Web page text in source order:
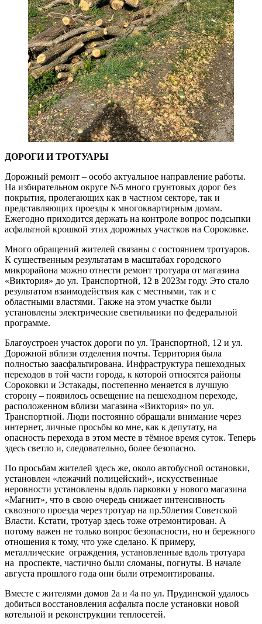
ДОРОГИ И ТРОТУАРЫ
Дорожный ремонт – особо актуальное направление работы.
На избирательном округе №5 много грунтовых дорог без
покрытия, пролегающих как в частном секторе, так и
представляющих проезды к многоквартирным домам.
Ежегодно приходится держать на контроле вопрос подсыпки
асфальтной крошкой этих дорожных участков на Сороковке.
Много обращений жителей связаны с состоянием тротуаров.
К существенным результатам в масштабах городского
микрорайона можно отнести ремонт тротуара от магазина
«Виктория» до ул. Транспортной, 12 в 2023­м году. Это стало
результатом взаимодействия как с местными, так и с
областными властями. Также на этом участке были
установлены электрические светильники по федеральной
программе.
Благоустроен участок дороги по ул. Транспортной, 12 и ул.
Дорожной вблизи отделения почты. Территория была
полностью заасфальтирована. Инфраструктура пешеходных
переходов в той части города, к которой относятся районы
Сороковки и Эстакады, постепенно меняется в лучшую
сторону – появилось освещение на пешеходном переходе,
расположенном вблизи магазина «Виктория» по ул.
Транспортной. Люди постоянно обращали внимание через
интернет, личные просьбы ко мне, как к депутату, на
опасность перехода в этом месте в тёмное время суток. Теперь
здесь светло и, следовательно, более безопасно.
По просьбам жителей здесь же, около автобусной остановки,
установлен «лежачий полицейский», искусственные
неровности установлены вдоль парковки у нового магазина
«Магнит», что в свою очередь снижает интенсивность
сквозного проезда через тротуар на пр.50­летия Советской
Власти. Кстати, тротуар здесь тоже отремонтирован. А
потому важен не только вопрос безопасности, но и бережного
отношения к тому, что уже сделано. К примеру,
металлические ограждения, установленные вдоль тротуара
на проспекте, частично были сломаны, погнуты. В начале
августа прошлого года они были отремонтированы.
Вместе с жителями домов 2а и 4а по ул. Прудинской удалось
добиться восстановления асфальта после установки новой
котельной и реконструкции теплосетей.